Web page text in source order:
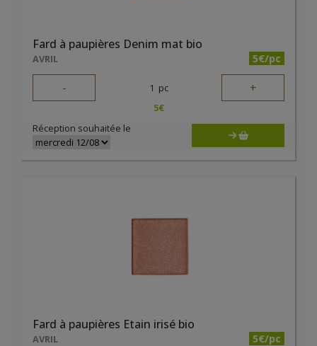
Fard à paupières Denim mat bio
AVRIL 5€/pc
- 1 pc +
5€
Réception souhaitée le
Fard à paupières Etain irisé bio
AVRIL 5€/pc